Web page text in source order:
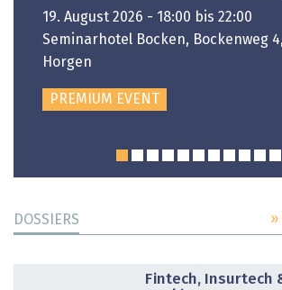
19. August 2026 - 18:00 bis 22:00
Seminarhotel Bocken, Bockenweg
Horgen
PREMIUM EVENT
DOSSIERS »
Fintech, Insurtech